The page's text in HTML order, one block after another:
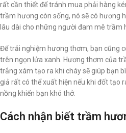
rất cần thiết để tránh mua phải hàng
trầm hương còn sống, nó sẽ có hương
lâu dài cho những người đam mê trầm
Để trải nghiệm hương thơm, bạn cũng
trên ngọn lửa xanh. Hương thơm của
trắng xám tạo ra khi cháy sẽ giúp bạn
giả rất có thể xuất hiện nếu khi đốt tạo
nồng khiến bạn khó thở.
Cách nhận biết trầm